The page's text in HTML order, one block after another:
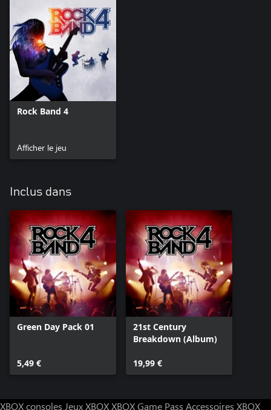
Rock Band 4
Afficher le jeu
Inclus dans
Green Day Pack 01
5,49 €
21st Century
Breakdown (Album)
19,99 €
XBOX consoles Jeux XBOXXBOX Game Pass Accessoires XBOX